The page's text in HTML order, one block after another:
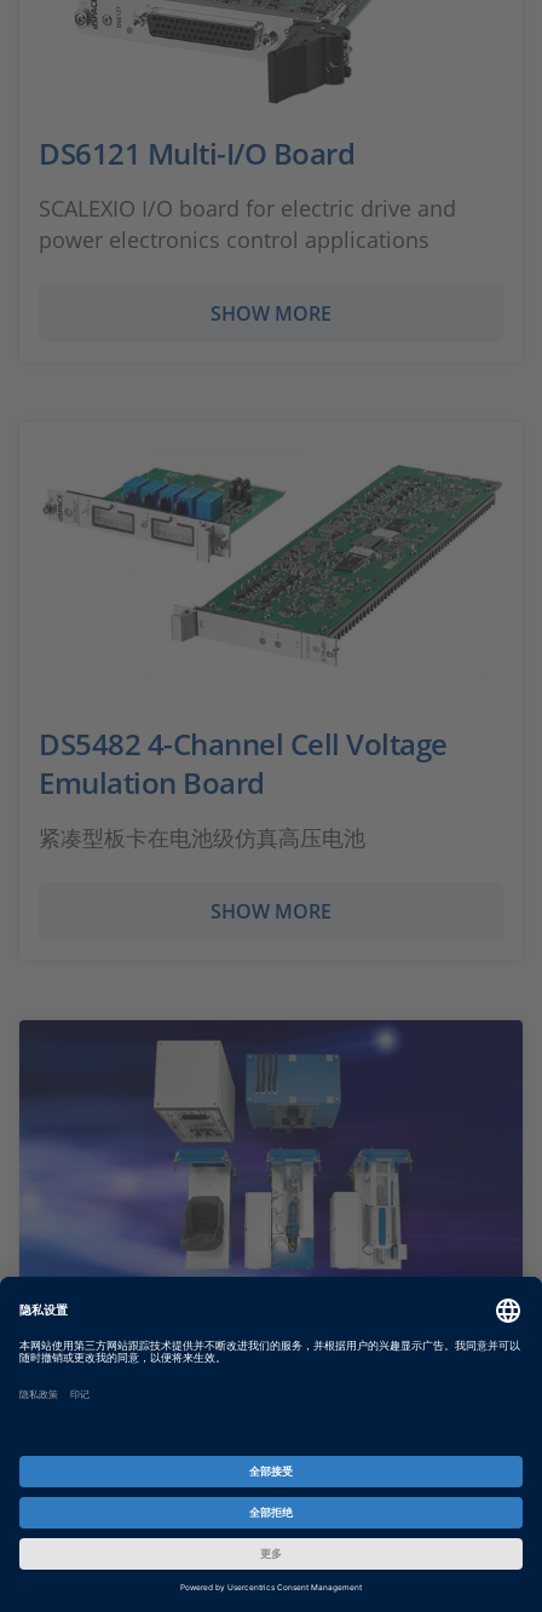
DS6121 Multi-I/O Board
SCALEXIO I/O board for electric drive and
power electronics control applications
SHOW MORE
DS5482 4-Channel Cell Voltage
Emulation Board
紧凑型板卡在电池级仿真高压电池
SHOW MORE
制动测试台架
使用实际制动力测试电子制动系统
SHOW MORE